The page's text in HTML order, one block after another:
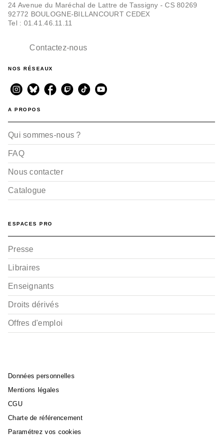
24 Avenue du Maréchal de Lattre de Tassigny - CS 80269
92772 BOULOGNE-BILLANCOURT CEDEX
Tel : 01.41.46.11.11
Contactez-nous
NOS RÉSEAUX
A PROPOS
Qui sommes-nous ?
FAQ
Nous contacter
Catalogue
ESPACES PRO
Presse
Libraires
Enseignants
Droits dérivés
Offres d'emploi
Données personnelles
Mentions légales
CGU
Charte de référencement
Paramétrez vos cookies